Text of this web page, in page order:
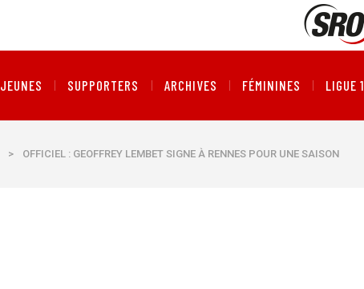
JEUNES SUPPORTERS ARCHIVES FÉMININES LIGUE 1
> OFFICIEL : GEOFFREY LEMBET SIGNE À RENNES POUR UNE SAISON